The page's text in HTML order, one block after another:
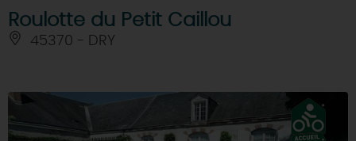
Roulotte du Petit Caillou
45370 - DRY